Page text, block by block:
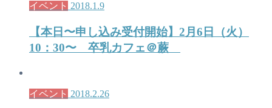
イベント 2018.1.9
【本日〜申し込み受付開始】2月6日（火）
10：30〜 卒乳カフェ＠蕨
イベント 2018.2.26